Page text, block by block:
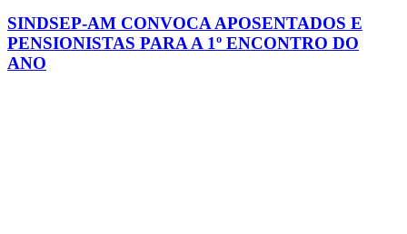
SINDSEP-AM CONVOCA APOSENTADOS E
PENSIONISTAS PARA A 1º ENCONTRO DO
ANO